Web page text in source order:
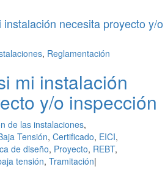
necesita proyecto y/o
, Reglamentación
mi instalación
y/o inspección
de las instalaciones,
Tensión, Certificado, EICI,
de diseño, Proyecto, REBT,
tensión, Tramitación|